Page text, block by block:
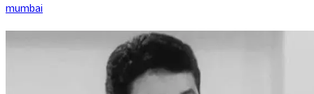
mumbai